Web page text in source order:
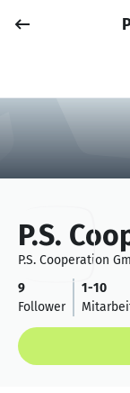
P.S.
P.S. Cooperation
9
Follower
1-10